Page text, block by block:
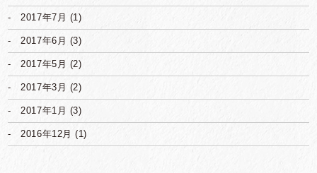
2017年7月 (1)
2017年6月 (3)
2017年5月 (2)
2017年3月 (2)
2017年1月 (3)
2016年12月 (1)